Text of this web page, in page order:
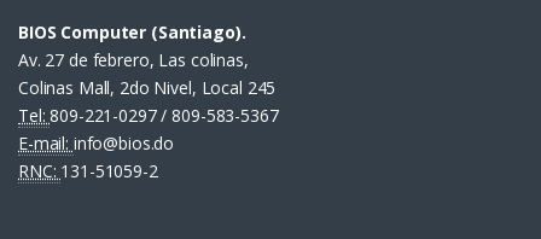
BIOS Computer (Santiago).
Av. 27 de febrero, Las colinas,
Colinas Mall, 2do Nivel, Local 245
Tel:809-221-0297 / 809-583-5367
E-mail: info@bios.do
RNC: 131-51059-2